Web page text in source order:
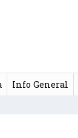
Info General